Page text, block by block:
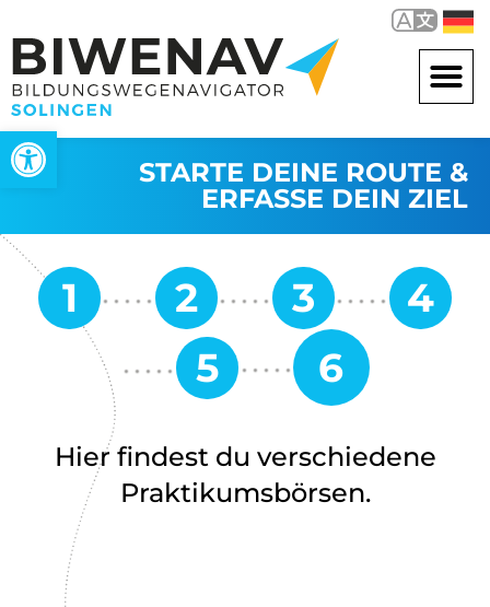
Werkzeugleiste öffnen
STARTE DEINE ROUTE &
ERFASSE DEIN ZIEL
Hier findest du verschiedene
Praktikumsbörsen.